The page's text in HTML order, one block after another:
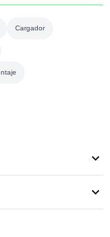
Cargador